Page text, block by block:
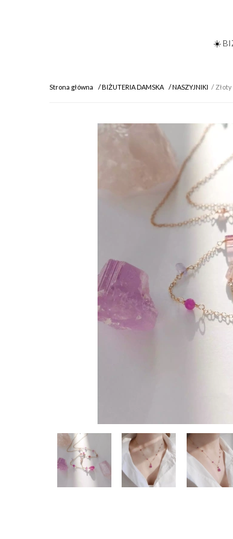
☀️
Strona główna BIŻUTERIA DAMSKA NASZYJNIKI